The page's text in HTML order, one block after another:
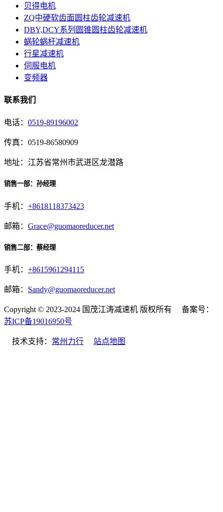
贝得电机
ZQ中硬软齿面圆柱齿轮减速机
DBY,DCY系列圆锥圆柱齿轮减速机
蜗轮蜗杆减速机
行星减速机
伺服电机
变频器
联系我们
电话： 0519-89196002
传真：0519-86580909
地址：江苏省常州市武进区龙潜路
销售一部：孙经理
手机： +8618118373423
邮箱： Grace@guomaoreducer.net
销售二部：蔡经理
手机： +8615961294115
邮箱： Sandy@guomaoreducer.net
Copyright © 2023-2024 国茂江涛减速机 版权所有 备案号：
苏ICP备19016950号
技术支持： 常州力行 站点地图